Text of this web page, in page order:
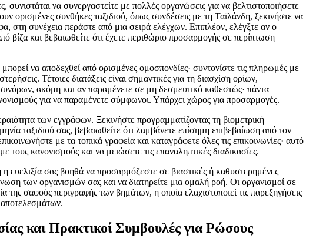
συνιστάται να συνεργαστείτε με πολλές οργανώσεις για να βελτιστοποιήσετε
ορισμένες συνθήκες ταξιδιού, όπως συνδέσεις με τη Ταϊλάνδη, ξεκινήστε να
στη συνέχεια περάστε από μια σειρά ελέγχων. Επιπλέον, ελέγξτε αν ο
βίζα και βεβαιωθείτε ότι έχετε περιθώριο προσαρμογής σε περίπτωση
να αποδεχθεί από ορισμένες ομοσπονδίες· συντονίστε τις πληρωμές με
Τέτοιες διατάξεις είναι σημαντικές για τη διασχίση ορίων,
ακόμη και αν παραμένετε σε μη δεσμευτικό καθεστώς· πάντα
για να παραμένετε σύμφωνοι. Υπάρχει χώρος για προσαρμογές.
των εγγράφων. Ξεκινήστε προγραμματίζοντας τη βιομετρική
ταξιδιού σας, βεβαιωθείτε ότι λαμβάνετε επίσημη επιβεβαίωση από τον
με τα τοπικά γραφεία και καταγράφετε όλες τις επικοινωνίες· αυτό
κανονισμούς και να μειώσετε τις επαναληπτικές διαδικασίες.
ευελιξία σας βοηθά να προσαρμόζεστε σε βιαστικές ή καθυστερημένες
των οργανισμών σας και να διατηρείτε μια ομαλή ροή. Οι οργανισμοί σε
της σαφούς περιγραφής των βημάτων, η οποία ελαχιστοποιεί τις παρεξηγήσεις
αποτελεσμάτων.
και Πρακτικοί Συμβουλές για Ρώσους